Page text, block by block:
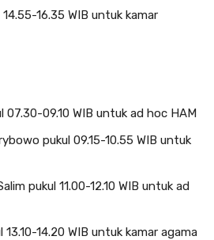
16.35 WIB untuk kamar
07.30-09.10 WIB untuk ad hoc HAM
pukul 09.15-10.55 WIB untuk
pukul 11.00-12.10 WIB untuk ad
14.20 WIB untuk kamar agama